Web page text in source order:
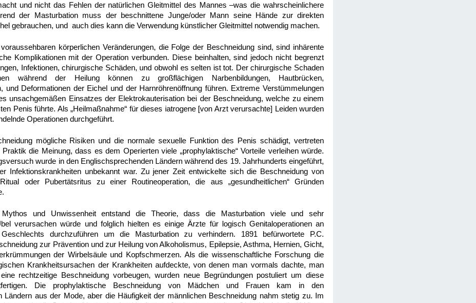
und nicht das Fehlen der natürlichen Gleitmittel des Mannes –was die wahrscheinlichere
der Masturbation muss der beschnittene Junge/oder Mann seine Hände zur direkten
gebrauchen, und auch dies kann die Verwendung künstlicher Gleitmittel notwendig machen.
körperlichen Veränderungen, die Folge der Beschneidung sind, sind inhärente
Komplikationen mit der Operation verbunden. Diese beinhalten, sind jedoch nicht begrenzt
Infektionen, chirurgische Schäden, und obwohl es selten ist tot. Der chirurgische Schaden
während der Heilung können zu großflächigen Narbenbildungen, Hautbrücken,
und Deformationen der Eichel und der Harnröhrenöffnung führen. Extreme Verstümmelungen
unsachgemäßen Einsatzes der Elektrokauterisation bei der Beschneidung, welche zu einem
Penis führte. Als „Heilmaßnahme“ für dieses iatrogene [von Arzt verursachte] Leiden wurden
Operationen durchgeführt.
mögliche Risiken und die normale sexuelle Funktion des Penis schädigt, vertreten
Praktik die Meinung, dass es dem Operierten viele „prophylaktische“ Vorteile verleihen würde.
wurde in den Englischsprechenden Ländern während des 19. Jahrhunderts eingeführt,
Infektionskrankheiten unbekannt war. Zu jener Zeit entwickelte sich die Beschneidung von
oder Pubertätsritus zu einer Routineoperation, die aus „gesundheitlichen“ Gründen
und Unwissenheit entstand die Theorie, dass die Masturbation viele und sehr
verursachen würde und folglich hielten es einige Ärzte für logisch Genitaloperationen an
Geschlechts durchzuführen um die Masturbation zu verhindern. 1891 befürwortete P.C.
zur Prävention und zur Heilung von Alkoholismus, Epilepsie, Asthma, Hernien, Gicht,
der Wirbelsäule und Kopfschmerzen. Als die wissenschaftliche Forschung die
Krankheitsursachen der Krankheiten aufdeckte, von denen man vormals dachte, man
rechtzeitige Beschneidung vorbeugen, wurden neue Begründungen postuliert um diese
Die prophylaktische Beschneidung von Mädchen und Frauen kam in den
Ländern aus der Mode, aber die Häufigkeit der männlichen Beschneidung nahm stetig zu. Im